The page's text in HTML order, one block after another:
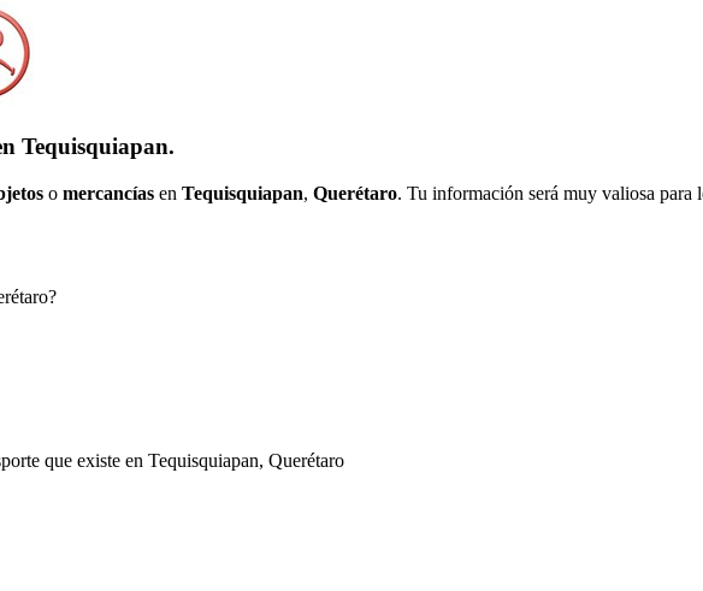
Tequisquiapan.
o mercancías en Tequisquiapan, Querétaro. Tu información será muy valiosa para
que existe en Tequisquiapan, Querétaro